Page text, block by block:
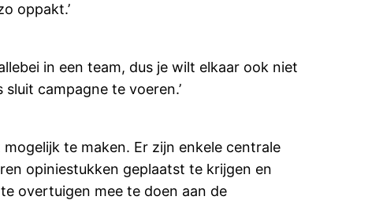
oppakt.’
in een team, dus je wilt elkaar ook niet
campagne te voeren.’
te maken. Er zijn enkele centrale
opiniestukken geplaatst te krijgen en
overtuigen mee te doen aan de